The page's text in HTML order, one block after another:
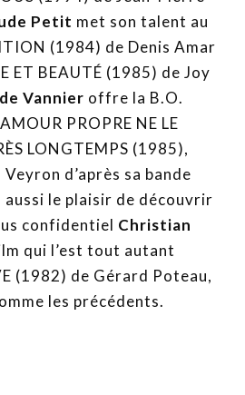
Petit met son talent au
(1984) de Denis Amar
ET BEAUTÉ (1985) de Joy
Vannier offre la B.O.
PROPRE NE LE
LONGTEMPS (1985),
d’après sa bande
aussi le plaisir de découvrir
confidentiel Christian
qui l’est tout autant
(1982) de Gérard Poteau,
les précédents.